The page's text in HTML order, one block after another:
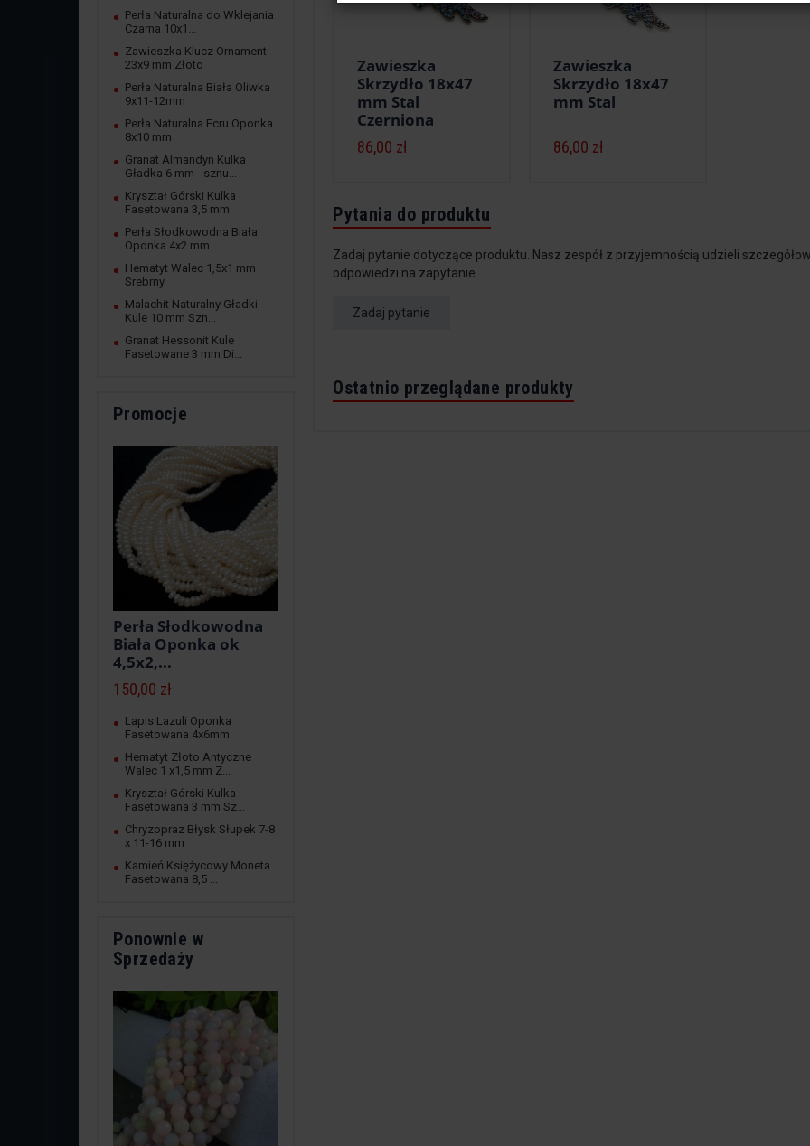
Zawieszka
Skrzydło 18x47
mm Stal
Czerniona
86,00 zł
Zawieszka
Skrzydło 18x47
mm Stal
86,00 zł
Pytania do produktu
Zadaj pytanie dotyczące produktu. Nasz zespół z przyjemnością udzieli
odpowiedzi na zapytanie.
Zadaj pytanie
Ostatnio przeglądane produkty
Perła Naturalna do Wklejania
Czarna 10x1...
Zawieszka Klucz Ornament
23x9 mm Złoto
Perła Naturalna Biała Oliwka
9x11-12mm
Perła Naturalna Ecru Oponka
8x10 mm
Granat Almandyn Kulka
Gładka 6 mm - sznu...
Kryształ Górski Kulka
Fasetowana 3,5 mm
Perła Słodkowodna Biała
Oponka 4x2 mm
Hematyt Walec 1,5x1 mm
Srebrny
Malachit Naturalny Gładki
Kule 10 mm Szn...
Granat Hessonit Kule
Fasetowane 3 mm Di...
Promocje
Perła Słodkowodna
Biała Oponka ok
4,5x2,...
150,00 zł
Lapis Lazuli Oponka
Fasetowana 4x6mm
Hematyt Złoto Antyczne
Walec 1 x1,5 mm Z...
Kryształ Górski Kulka
Fasetowana 3 mm Sz...
Chryzopraz Błysk Słupek 7-8
x 11-16 mm
Kamień Księżycowy Moneta
Fasetowana 8,5 ...
Ponownie w
Sprzedaży